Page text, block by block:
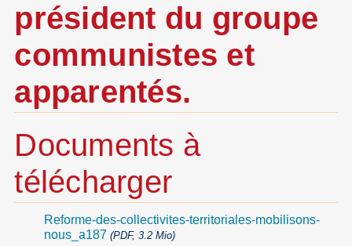
président du groupe
communistes et
apparentés.
Documents à
télécharger
Reforme-des-collectivites-territoriales-mobilisons-
nous_a187 (PDF, 3.2 Mio)